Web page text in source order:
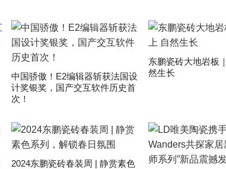
中国骄傲！E2编辑器斩获法国设
计奖银奖，国产交互软件历史首
次！
东鹏瓷砖大地岩板
然生长
2024东鹏瓷砖春装周 | 静赏素色